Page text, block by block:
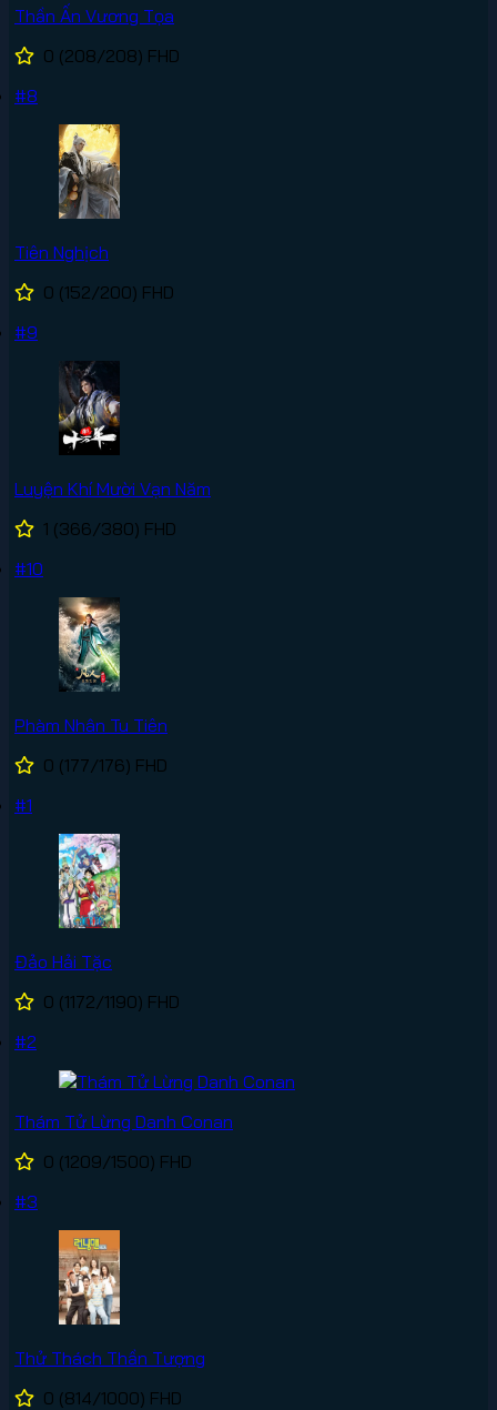
Thần Ấn Vương Tọa
0 (208/208) FHD
#8
Tiên Nghịch
0 (152/200) FHD
#9
Luyện Khí Mười Vạn Năm
1 (366/380) FHD
#10
Phàm Nhân Tu Tiên
0 (177/176) FHD
#1
Đảo Hải Tặc
0 (1172/1190) FHD
#2
Thám Tử Lừng Danh Conan
0 (1209/1500) FHD
#3
Thử Thách Thần Tượng
0 (814/1000) FHD